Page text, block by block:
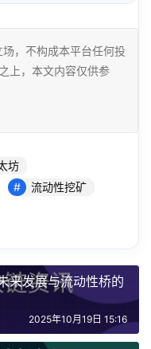
，不构成本平台任何投
上，本文内容仅供参
坊
流动性挖矿
来发展与流动性桥的
2025年10月19日 15:16